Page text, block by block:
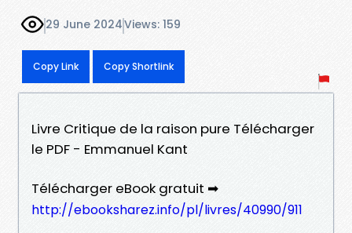
29 June 2024Views: 159
Copy Link Copy Shortlink
Livre Critique de la raison pure Télécharger
le PDF - Emmanuel Kant
Télécharger eBook gratuit ➡
http://ebooksharez.info/pl/livres/40990/911